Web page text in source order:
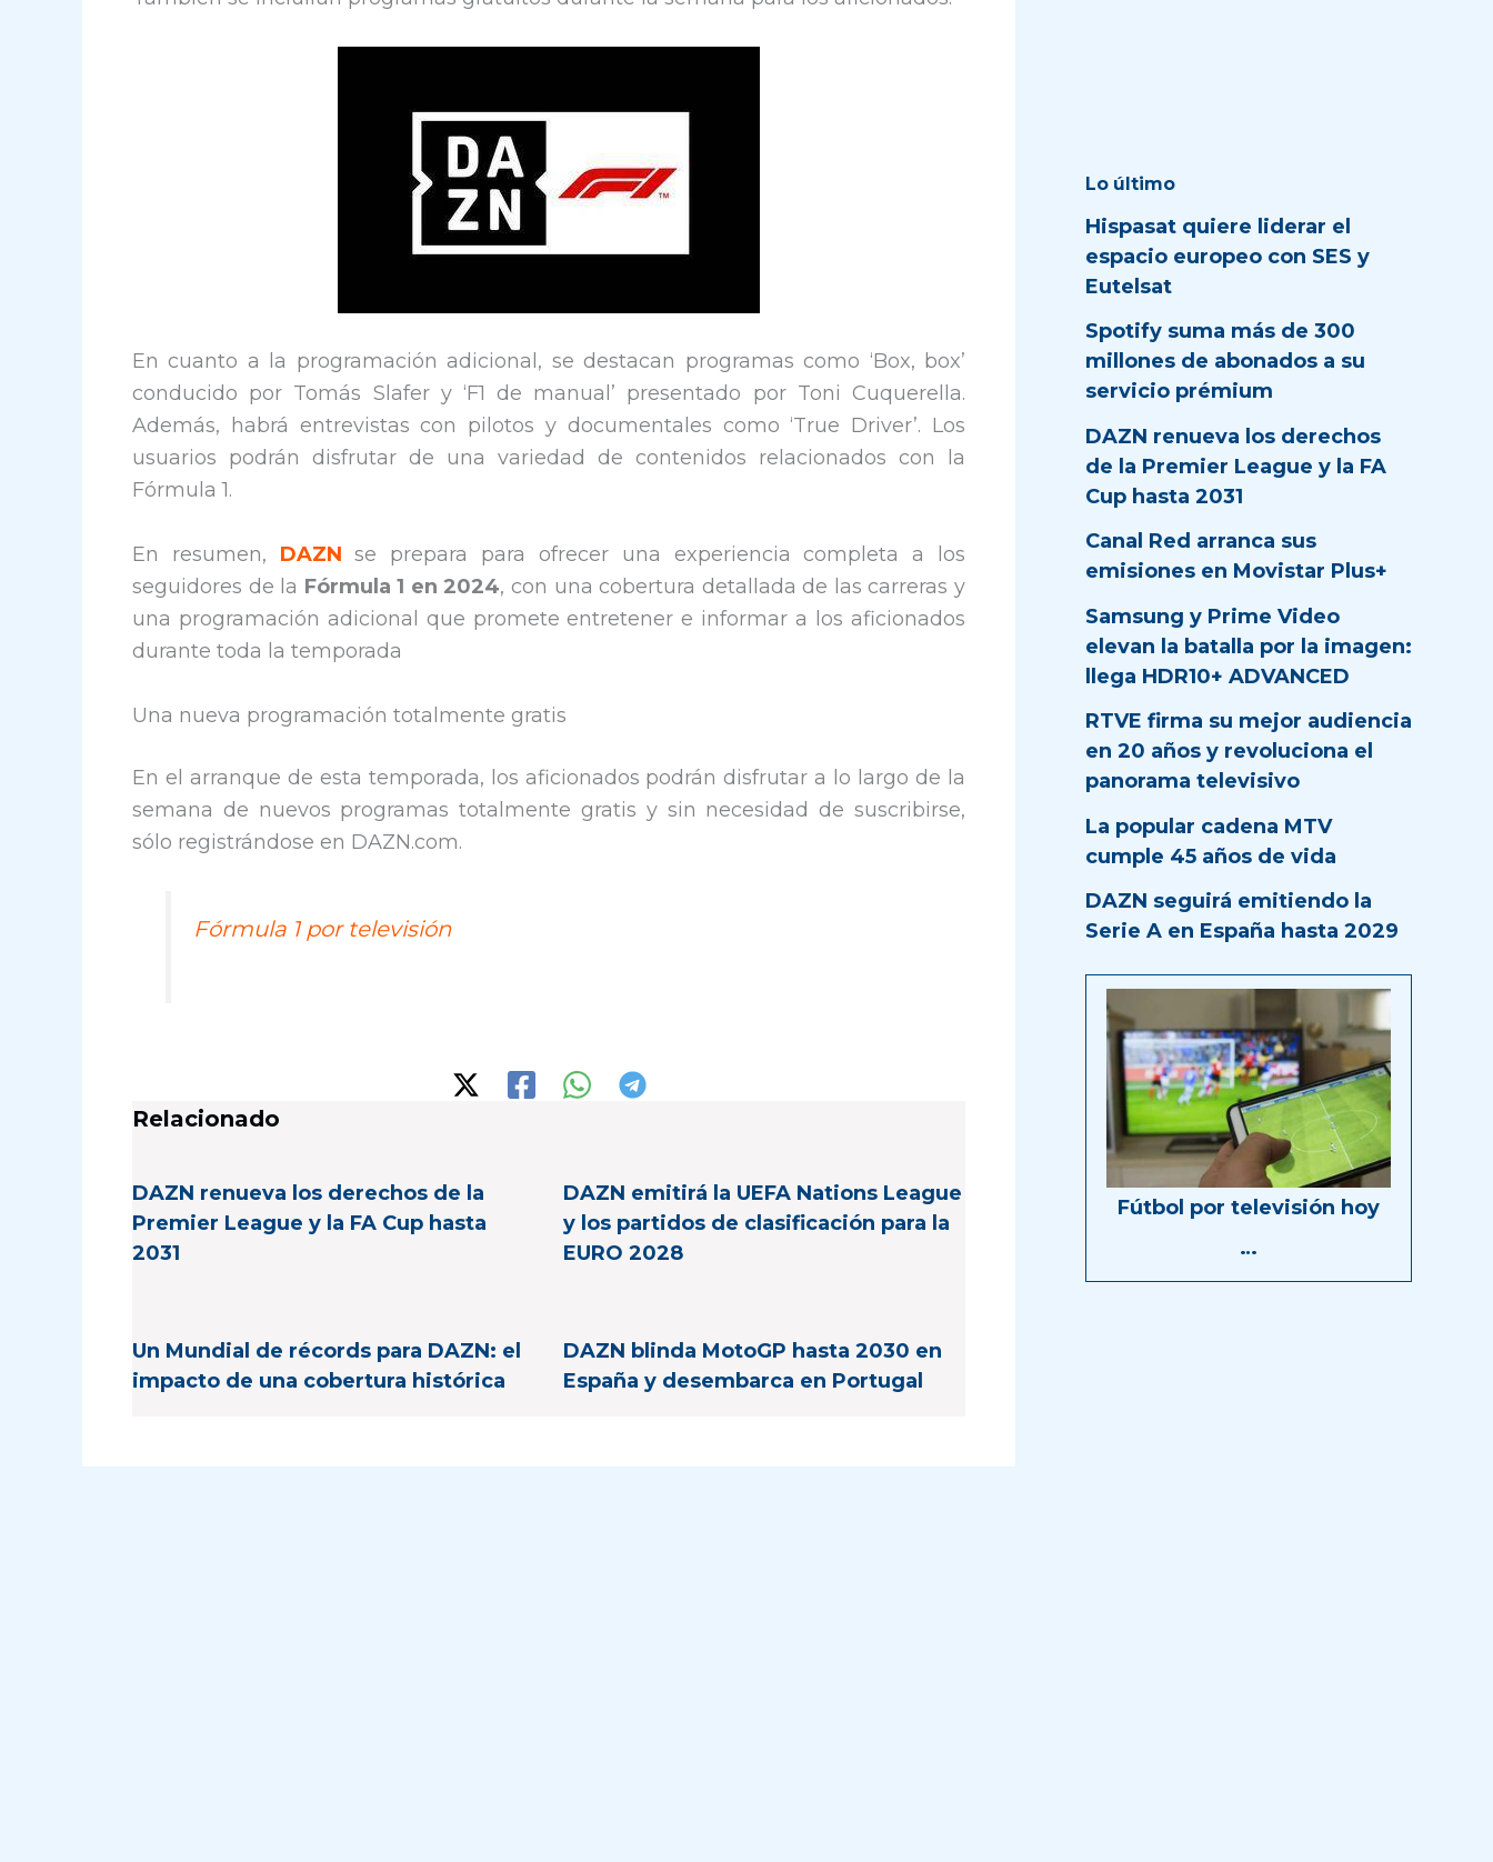
En cuanto a la programación adicional, se destacan programas como ‘Box, box’
conducido por Tomás Slafer y ‘F1 de manual’ presentado por Toni Cuquerella.
Además, habrá entrevistas con pilotos y documentales como ‘True Driver’. Los
usuarios podrán disfrutar de una variedad de contenidos relacionados con la
Fórmula 1.
En resumen, DAZN se prepara para ofrecer una experiencia completa a los
seguidores de la Fórmula 1 en 2024, con una cobertura detallada de las carreras y
una programación adicional que promete entretener e informar a los aficionados
durante toda la temporada
Una nueva programación totalmente gratis
En el arranque de esta temporada, los aficionados podrán disfrutar a lo largo de la
semana de nuevos programas totalmente gratis y sin necesidad de suscribirse,
sólo registrándose en DAZN.com.
Fórmula 1 por televisión
Relacionado
DAZN renueva los derechos de la
Premier League y la FA Cup hasta
2031
DAZN emitirá la UEFA Nations League
y los partidos de clasificación para la
EURO 2028
Un Mundial de récords para DAZN: el
impacto de una cobertura histórica
DAZN blinda MotoGP hasta 2030 en
España y desembarca en Portugal
Lo último
Hispasat quiere liderar el
espacio europeo con SES y
Eutelsat
Spotify suma más de 300
millones de abonados a su
servicio prémium
DAZN renueva los derechos
de la Premier League y la FA
Cup hasta 2031
Canal Red arranca sus
emisiones en Movistar Plus+
Samsung y Prime Video
elevan la batalla por la imagen:
llega HDR10+ ADVANCED
RTVE firma su mejor audiencia
en 20 años y revoluciona el
panorama televisivo
La popular cadena MTV
cumple 45 años de vida
DAZN seguirá emitiendo la
Serie A en España hasta 2029
Fútbol por televisión hoy
…